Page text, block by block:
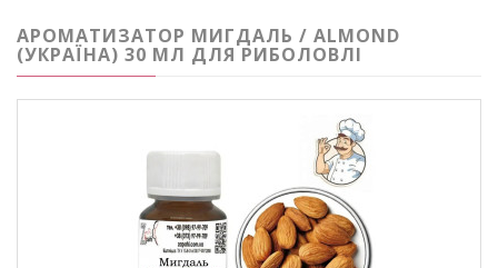
АРОМАТИЗАТОР МИГДАЛЬ / ALMOND
(УКРАЇНА) 30 МЛ ДЛЯ РИБОЛОВЛІ